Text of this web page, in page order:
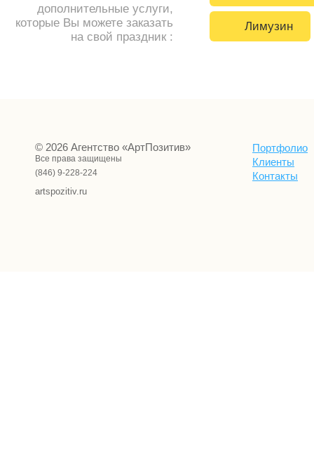
дополнительные услуги,
которые Вы можете заказать
на свой праздник :
Лимузин
© 2026 Агентство «АртПозитив»
Все права защищены
(846) 9-228-224
artspozitiv.ru
Портфолио
Клиенты
Контакты